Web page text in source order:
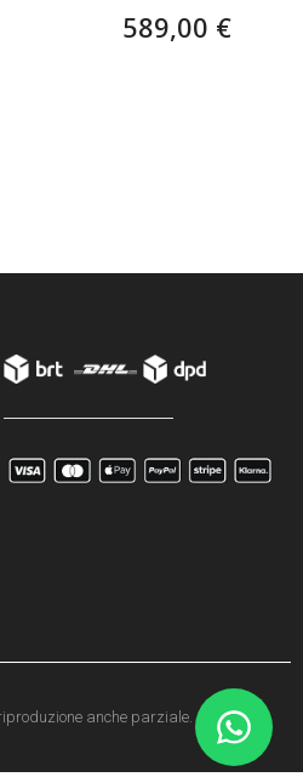
589,00 €
anche parziale.